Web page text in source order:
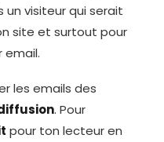
visiteur qui serait
site et surtout pour
email.
les emails des
. Pour
pour ton lecteur en